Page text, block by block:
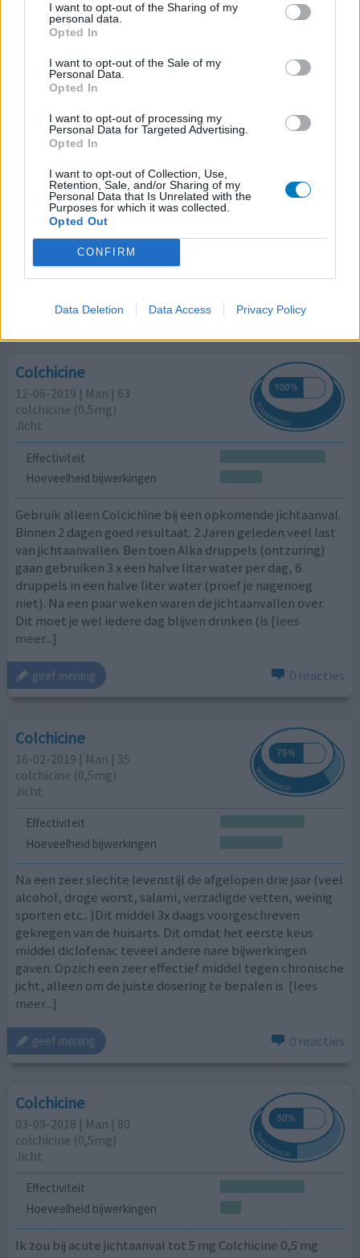
I want to opt-out of the Sharing of my
personal data.
Opted In
I want to opt-out of the Sale of my
Personal Data.
Opted In
I want to opt-out of processing my
Personal Data for Targeted Advertising.
Opted In
I want to opt-out of Collection, Use,
Retention, Sale, and/or Sharing of my
Personal Data that Is Unrelated with the
Purposes for which it was collected.
Opted Out
CONFIRM
Data Deletion Data Access Privacy Policy
Colchicine
colchicine (0,5mg)
Hoeveelheid bijwerkingen
Nu diverse keren gestart met een kuur. Telkens word ik
na 2 weken doodziek. Opgezette lymfklieren griep en
onwijze keelpijn. Volgens reumatoloog is dit toeval. Maar
na 3x?? Ga het middel nu gebruiken bij een aanval. Slik
naproxen ernaast maximale dosering ook vanwege
rugpijn(dec gebroken). Na stoppen binnen 3dgn van
griep en keelpijn af.
geef mening 0 reacties
Colchicine
12-06-2019 | Man | 63
colchicine (0,5mg)
Jicht
Effectiviteit
Hoeveelheid bijwerkingen
Gebruik alleen Colcichine bij een opkomende jichtaanval.
Binnen 2 dagen goed resultaat. 2 Jaren geleden veel last
van jichtaanvallen. Ben toen Alka druppels (ontzuring)
gaan gebruiken 3 x een halve liter water per dag, 6
druppels in een halve liter water (proef je nagenoeg
niet). Na een paar weken waren de jichtaanvallen over.
Dit moet je wel iedere dag blijven drinken (is [lees
meer...]
geef mening 0 reacties
Colchicine
16-02-2019 | Man | 35
colchicine (0,5mg)
Jicht
Effectiviteit
Hoeveelheid bijwerkingen
Na een zeer slechte levenstijl de afgelopen drie jaar (veel
alcohol, droge worst, salami, verzadigde vetten, weinig
sporten etc.. )Dit middel 3x daags voorgeschreven
gekregen van de huisarts. Dit omdat het eerste keus
middel diclofenac teveel andere nare bijwerkingen
gaven. Opzich een zeer effectief middel tegen chronische
jicht, alleen om de juiste dosering te bepalen is [lees
meer...]
geef mening 0 reacties
Colchicine
03-09-2018 | Man | 80
colchicine (0,5mg)
Jicht
Effectiviteit
Hoeveelheid bijwerkingen
Ik zou bij acute jichtaanval tot 5 mg Colchicine 0,5 mg